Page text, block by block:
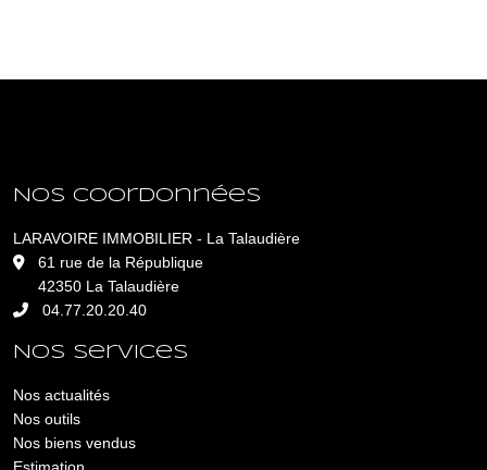
Nos coordonnées
LARAVOIRE IMMOBILIER - La Talaudière
61 rue de la République
42350 La Talaudière
04.77.20.20.40
Nos services
Nos actualités
Nos outils
Nos biens vendus